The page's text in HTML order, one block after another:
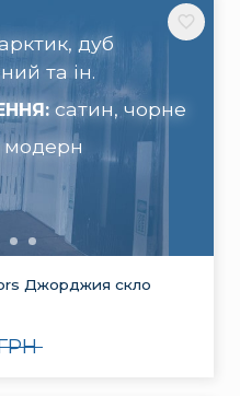
дуб
та ін.
сатин, чорне
модерн
Джорджия скло